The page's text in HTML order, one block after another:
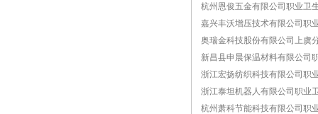
杭州恩俊五金有限公司职业卫
嘉兴丰沃增压技术有限公司职
奥瑞金科技股份有限公司上虞
新昌县申晨保温材料有限公司
浙江宏扬纺织科技有限公司职
浙江泰坦机器人有限公司职业
杭州萧科节能科技有限公司职